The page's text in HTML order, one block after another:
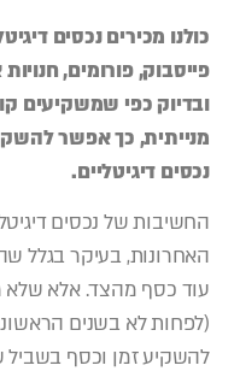
כולנו מכירים נכסים
פייסבוק, פורומים,
ובדיוק כפי שמשקיעים
מנייתית, כך אפשר
נכסים דיגיטליים.
החשיבות של נכסים
האחרונות, בעיקר בגלל
עוד כסף מהצד. אלא שלא
(לפחות לא בשנים
להשקיע זמן וכסף בשביל